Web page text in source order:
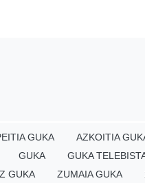
GUKA AZKOITIA
GUKA
GUKA
GUKA
ZUMAIA GUKA